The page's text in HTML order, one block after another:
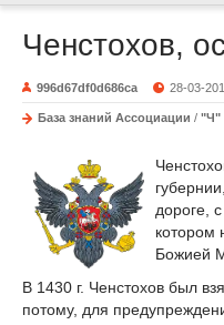
Ченстохов,
996d67df0d686ca 28-03-
База знаний Ассоциации / "Ч"
дороге,
котором
Божией
В 1430 г. Ченстохов был
потому, для